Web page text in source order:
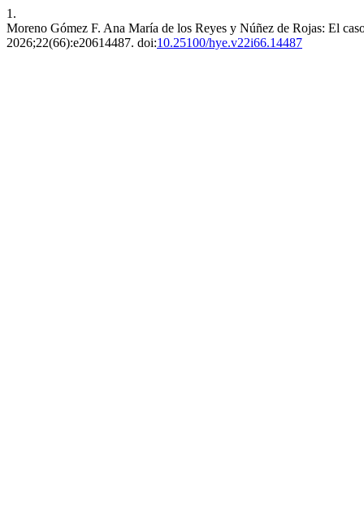
1.
Moreno Gómez F. Ana María de los Reyes y Núñez de Rojas: El
2026;22(66):e20614487. doi:10.25100/hye.v22i66.14487